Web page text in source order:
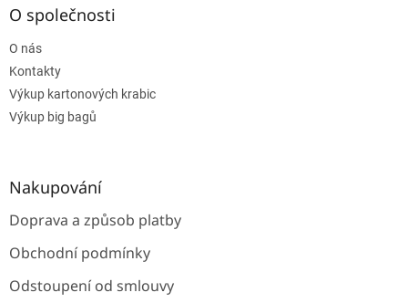
O společnosti
O nás
Kontakty
Výkup kartonových krabic
Výkup big bagů
Nakupování
Doprava a způsob platby
Obchodní podmínky
Odstoupení od smlouvy